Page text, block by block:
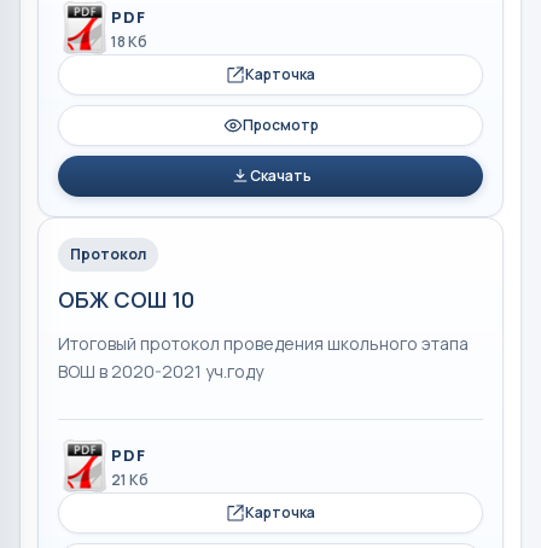
PDF
18 Кб
Карточка
Просмотр
Скачать
Протокол
ОБЖ СОШ 10
Итоговый протокол проведения школьного этапа
ВОШ в 2020-2021 уч.году
PDF
21 Кб
Карточка